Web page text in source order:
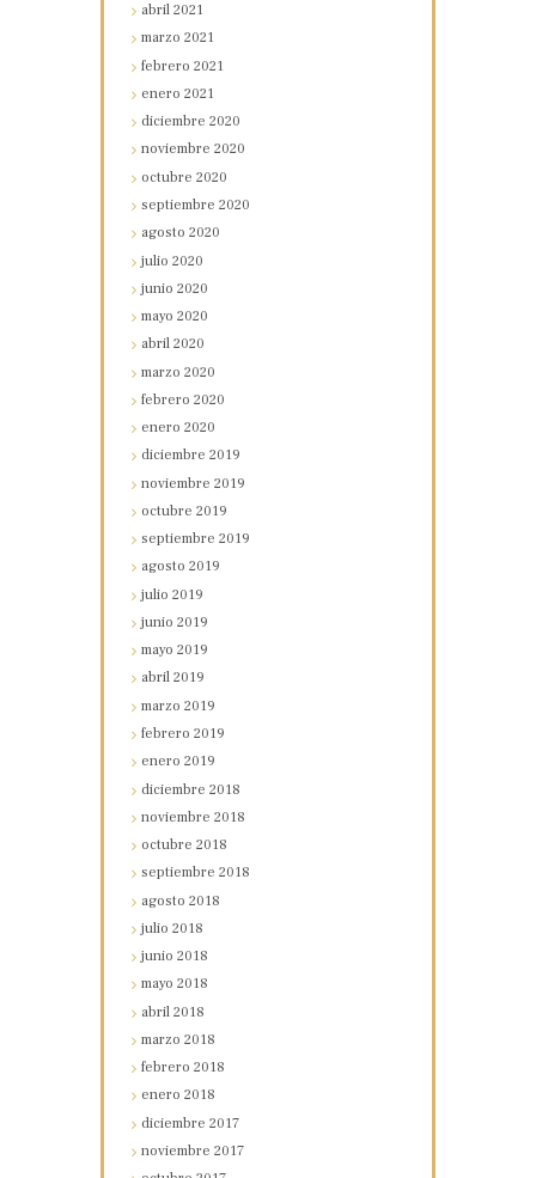
abril2021
marzo2021
febrero2021
enero2021
diciembre2020
noviembre2020
octubre2020
septiembre2020
agosto2020
julio2020
junio2020
mayo2020
abril2020
marzo2020
febrero2020
enero2020
diciembre2019
noviembre2019
octubre2019
septiembre2019
agosto2019
julio2019
junio2019
mayo2019
abril2019
marzo2019
febrero2019
enero2019
diciembre2018
noviembre2018
octubre2018
septiembre2018
agosto2018
julio2018
junio2018
mayo2018
abril2018
marzo2018
febrero2018
enero2018
diciembre2017
noviembre2017